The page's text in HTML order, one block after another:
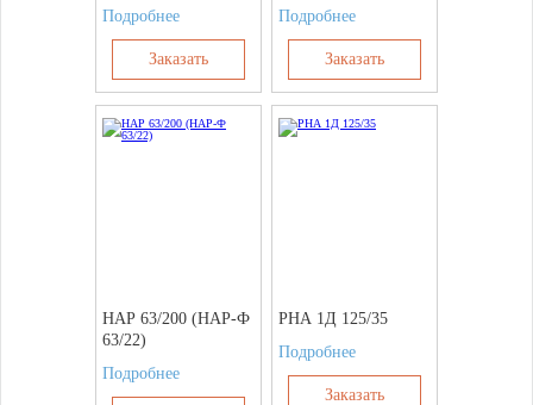
Подробнее
Заказать
Подробнее
Заказать
НАР 63/200 (НАР-Ф
63/22)
Подробнее
РНА 1Д 125/35
Подробнее
Заказать